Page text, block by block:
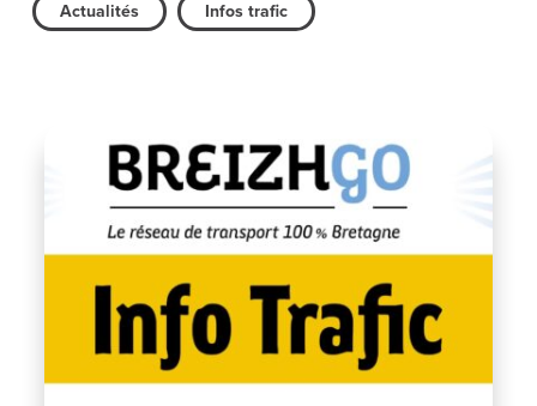
Actualités Infos trafic